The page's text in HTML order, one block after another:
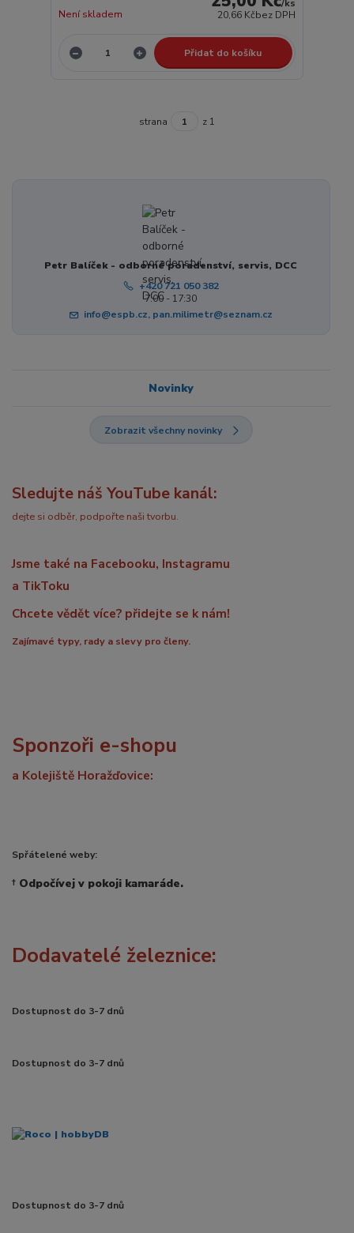
/ks
20,66 Kčbez DPH
Není skladem
Přidat do košíku
strana z 1
Petr Balíček - odborné poradenství, servis, DCC
+420 721 050 382
7:00 - 17:30
info@espb.cz, pan.milimetr@seznam.cz
Novinky
Zobrazit všechny novinky
Sledujte náš YouTube kanál:
dejte si odběr, podpořte naši tvorbu.
Jsme také na Facebooku, Instagramu
a TikToku
Chcete vědět více? přidejte se k nám!
Zajímavé typy, rady a slevy pro členy.
Sponzoři e-shopu
a Kolejiště Horažďovice:
Spřátelené weby:
† Odpočívej v pokoji kamaráde.
Dodavatelé železnice:
Dostupnost do 3-7 dnů
Dostupnost do 3-7 dnů
Dostupnost do 3-7 dnů